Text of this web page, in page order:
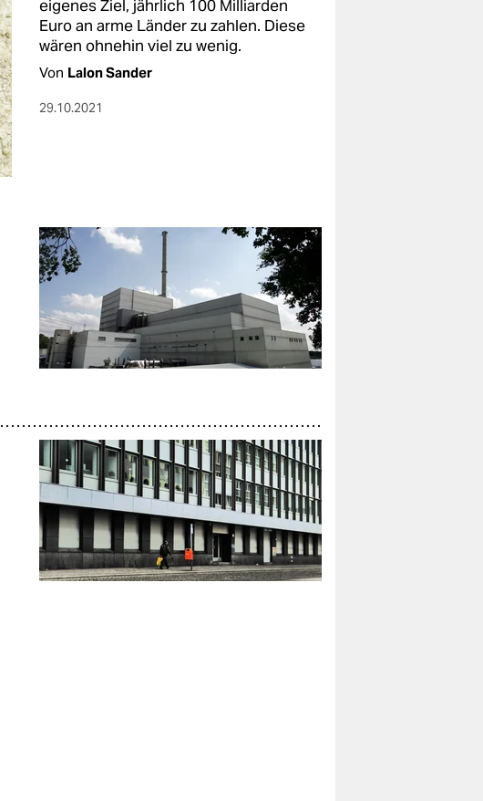
eigenes Ziel, jährlich 100 Milliarden
Euro an arme Länder zu zahlen. Diese
wären ohnehin viel zu wenig.
Von Lalon Sander
29.10.2021